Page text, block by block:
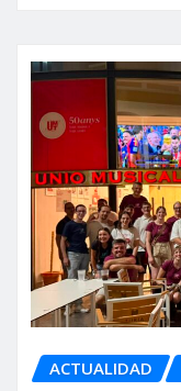
ACTUALIDAD